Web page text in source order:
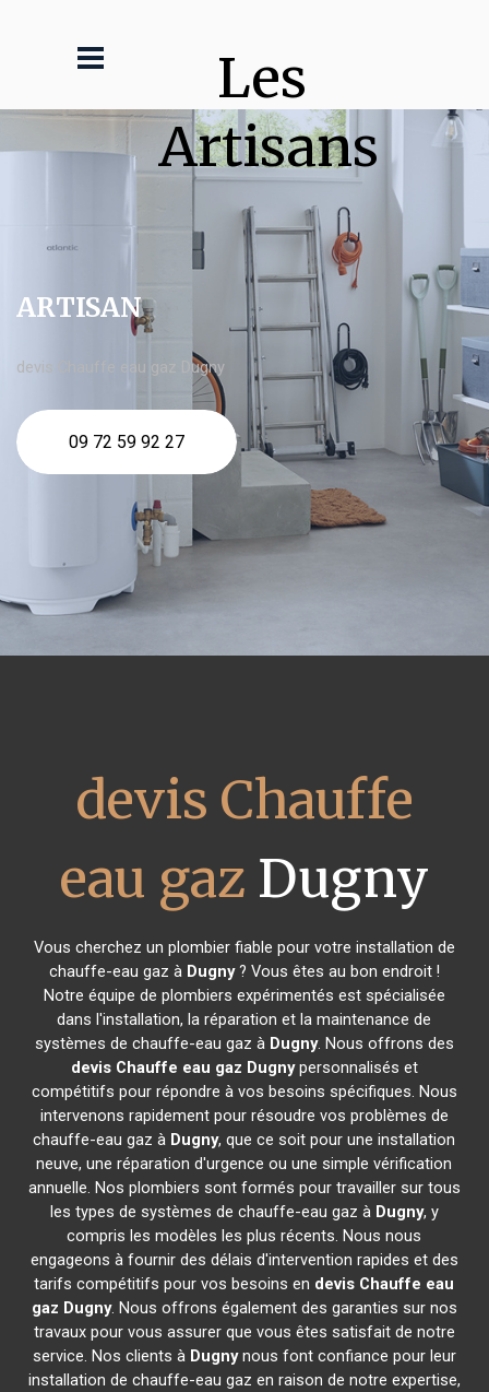
Les
Artisans
ARTISAN
devis Chauffe eau gaz Dugny
09 72 59 92 27
devis Chauffe
eau gaz Dugny
Vous cherchez un plombier fiable pour votre installation de
chauffe-eau gaz à Dugny? Vous êtes au bon endroit !
Notre équipe de plombiers expérimentés est spécialisée
dans l'installation, la réparation et la maintenance de
systèmes de chauffe-eau gaz à Dugny. Nous offrons des
devis Chauffe eau gaz Dugnypersonnalisés et
compétitifs pour répondre à vos besoins spécifiques. Nous
intervenons rapidement pour résoudre vos problèmes de
chauffe-eau gaz à Dugny, que ce soit pour une installation
neuve, une réparation d'urgence ou une simple vérification
annuelle. Nos plombiers sont formés pour travailler sur tous
les types de systèmes de chauffe-eau gaz à Dugny, y
compris les modèles les plus récents. Nous nous
engageons à fournir des délais d'intervention rapides et des
tarifs compétitifs pour vos besoins en devis Chauffe eau
gaz Dugny. Nous offrons également des garanties sur nos
travaux pour vous assurer que vous êtes satisfait de notre
service. Nos clients à Dugnynous font confiance pour leur
installation de chauffe-eau gaz en raison de notre expertise,